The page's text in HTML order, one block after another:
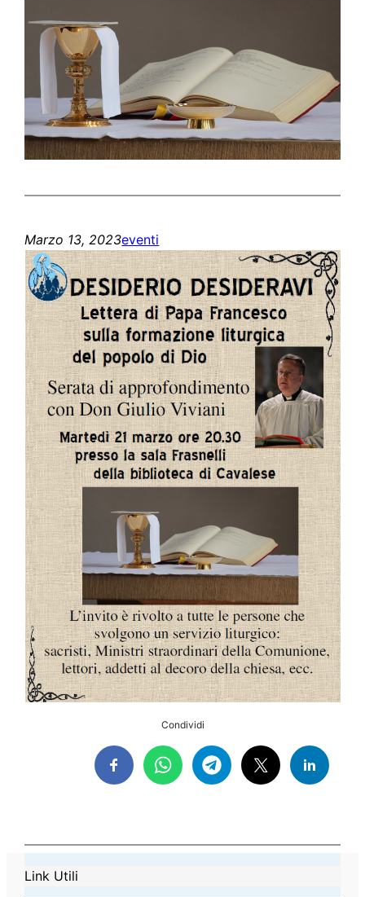
Marzo 13, 2023eventi
Condividi
Link Utili